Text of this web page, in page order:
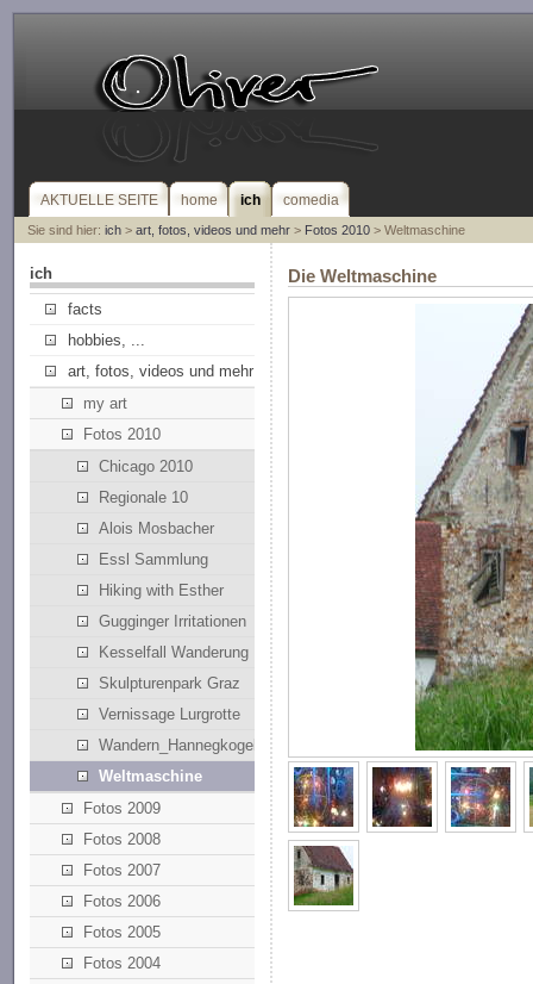
AKTUELLE SEITE home ich comedia
Sie sind hier: ich> art, fotos, videos und mehr> Fotos 2010> Weltmaschine
ich
facts
hobbies, ...
art, fotos, videos und mehr
my art
Fotos 2010
Chicago 2010
Regionale 10
Alois Mosbacher
Essl Sammlung
Hiking with Esther
Gugginger Irritationen
Kesselfall Wanderung
Skulpturenpark Graz
Vernissage Lurgrotte
Wandern_Hannegkogel
Weltmaschine
Fotos 2009
Fotos 2008
Fotos 2007
Fotos 2006
Fotos 2005
Fotos 2004
Die Weltmaschine